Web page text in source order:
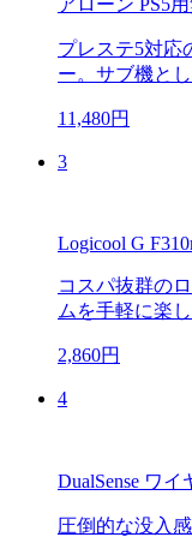
プレステ5対応
ー。サブ機とし
11,480円
3
Logicool G
コスパ抜群の
ムを手軽に楽し
2,860円
4
DualSense ワ
圧倒的な没入